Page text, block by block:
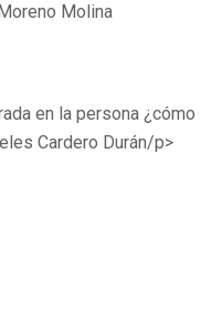
Molina
en la persona ¿cómo
Cardero Durán/p>